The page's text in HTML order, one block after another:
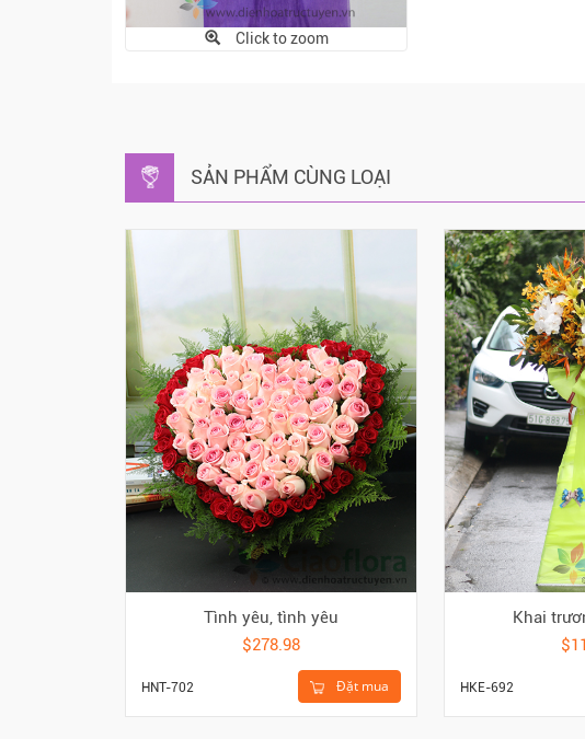
Click to zoom
SẢN PHẨM CÙNG LOẠI
Tình yêu, tình yêu
$278.98
Đặt mua
HNT-702
Khai
HKE-692